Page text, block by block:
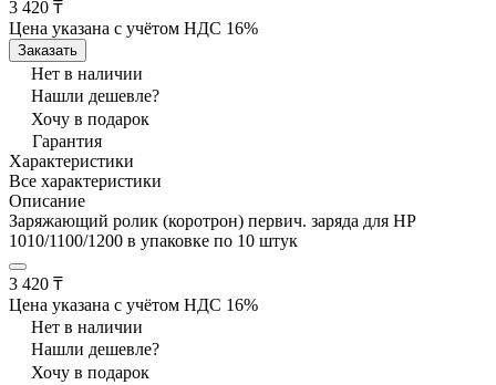
3 420 ₸
Цена указана с учётом НДС 16%
Заказать
Нет в наличии
Нашли дешевле?
Хочу в подарок
Гарантия
Характеристики
Все характеристики
Описание
Заряжающий ролик (коротрон) первич. заряда для HP
1010/1100/1200 в упаковке по 10 штук
3 420 ₸
Цена указана с учётом НДС 16%
Нет в наличии
Нашли дешевле?
Хочу в подарок